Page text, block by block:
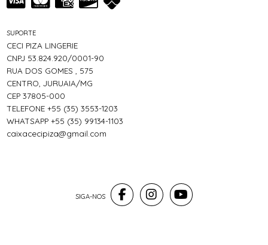
SUPORTE
CECI PIZA LINGERIE
CNPJ 53.824.920/0001-90
RUA DOS GOMES , 575
CENTRO, JURUAIA/MG
CEP 37805-000
TELEFONE +55 (35) 3553-1203
WHATSAPP +55 (35) 99134-1103
caixacecipiza@gmail.com